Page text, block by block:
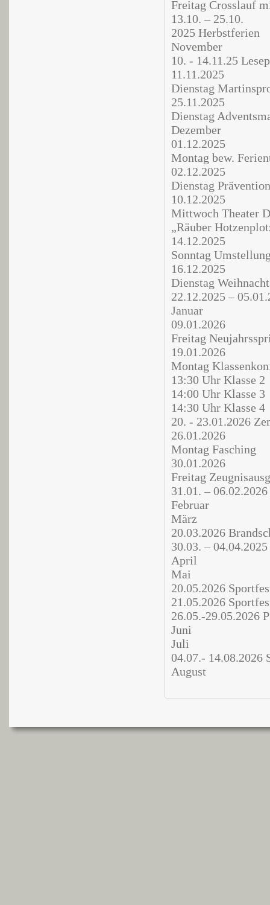
Freitag Crosslauf
13.10. – 25.10.
2025 Herbstferien
November
10. - 14.11.25
11.11.2025
Dienstag
25.11.2025
Dienstag
Dezember
01.12.2025
Montag bew.
02.12.2025
Dienstag
10.12.2025
Mittwoch Theater
„Räuber
14.12.2025
Sonntag
16.12.2025
Dienstag
22.12.2025 –
Januar
09.01.2026
Freitag
19.01.2026
Montag
13:30 Uhr Klasse 2
14:00 Uhr Klasse 3
14:30 Uhr Klasse 4
20. - 23.01.2026
26.01.2026
Montag Fasching
30.01.2026
Freitag
31.01. –
Februar
März
20.03.2026
30.03. –
April
Mai
20.05.2026
21.05.2026
26.05.-29.05.2026
Juni
Juli
04.07.- 14.08.2026
August